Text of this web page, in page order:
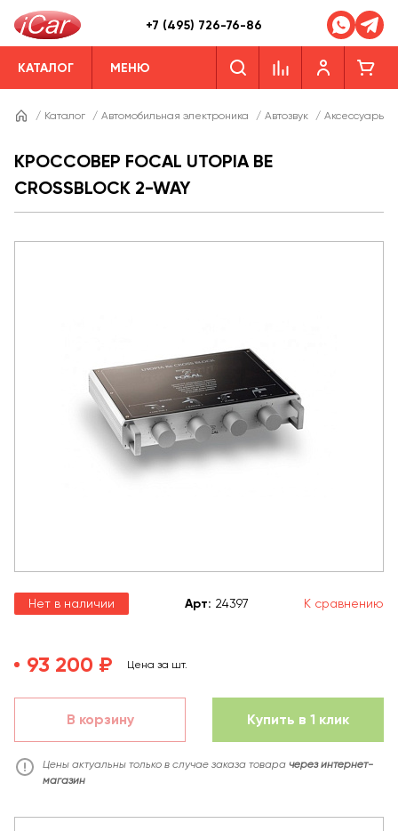
+7 (495) 726-76-86
КАТАЛОГ МЕНЮ
/ Каталог / Автомобильная электроника / Автозвук / Аксессуары
КРОССОВЕР FOCAL UTOPIA BE
CROSSBLOCK 2-WAY
Нет в наличии Арт: 24397 К сравнению
93 200 ₽ Цена за шт.
В корзину Купить в 1 клик
Цены актуальны только в случае заказа товара через интернет-
магазин